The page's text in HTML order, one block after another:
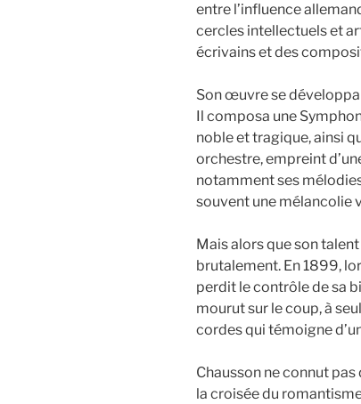
entre l’influence
cercles intellectuels et
écrivains et des
Son œuvre se
Il composa une
noble et tragique, ainsi
orchestre, empreint
notamment ses
souvent une mélancolie
Mais alors que son
brutalement. En 1899,
perdit le contrôle de sa
mourut sur le coup, à
cordes qui témoigne
Chausson ne connut
la croisée du